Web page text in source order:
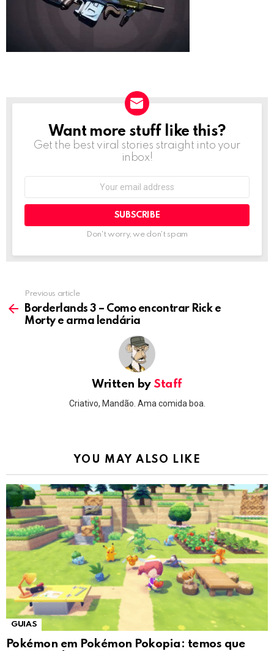
NEWSLETTER
Want more stuff like this?
Get the best viral stories straight into your
inbox!
Don't worry, we don't spam
more
Previous article
Borderlands 3 – Como encontrar Rick e
Morty e arma lendária
Written by Staff
Criativo, Mandão. Ama comida boa.
YOU MAY ALSO LIKE
GUIAS
Pokémon em Pokémon Pokopia: temos que